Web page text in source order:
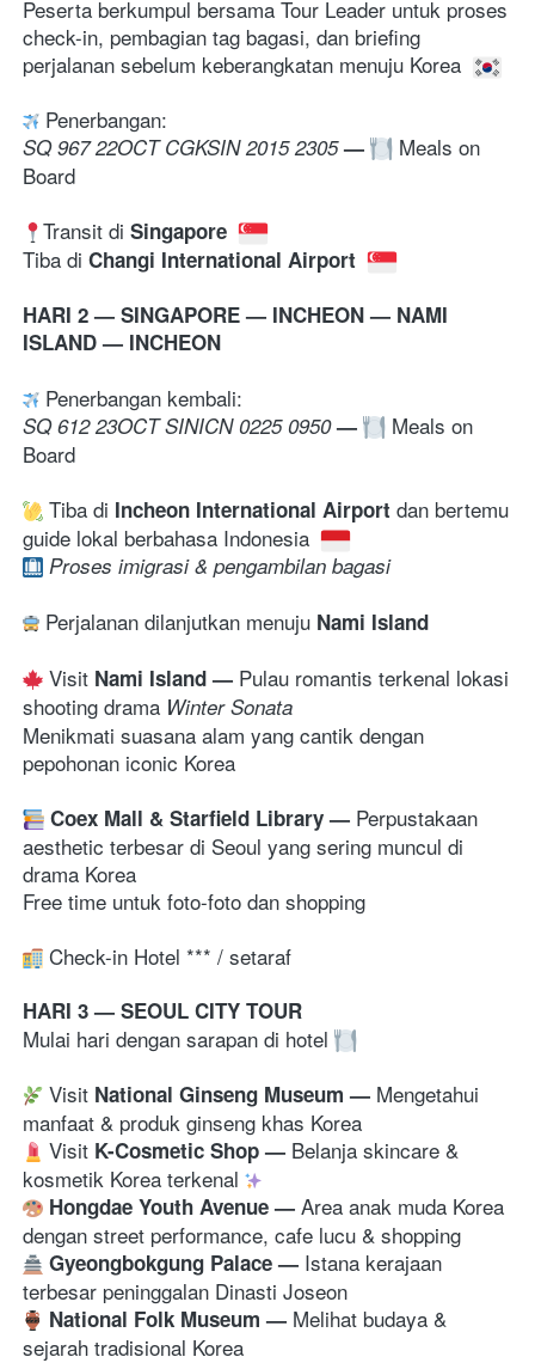
Peserta berkumpul bersama Tour Leader untuk proses
check-in, pembagian tag bagasi, dan briefing
perjalanan sebelum keberangkatan menuju Korea
Penerbangan:
SQ 967 22OCT CGKSIN 2015 2305 —
Meals on
Board
Transit di Singapore
Tiba di Changi International Airport
HARI 2 — SINGAPORE — INCHEON — NAMI
ISLAND — INCHEON
Penerbangan kembali:
SQ 612 23OCT SINICN 0225 0950 —
Meals on
Board
Tiba di Incheon International Airport dan bertemu
guide lokal berbahasa Indonesia
Proses imigrasi & pengambilan bagasi
Perjalanan dilanjutkan menuju Nami Island
Visit Nami Island — Pulau romantis terkenal lokasi
shooting drama Winter Sonata
Menikmati suasana alam yang cantik dengan
pepohonan iconic Korea
Coex Mall & Starfield Library — Perpustakaan
aesthetic terbesar di Seoul yang sering muncul di
drama Korea
Free time untuk foto-foto dan shopping
Check-in Hotel *** / setaraf
HARI 3 — SEOUL CITY TOUR
Mulai hari dengan sarapan di hotel
Visit National Ginseng Museum — Mengetahui
manfaat & produk ginseng khas Korea
Visit K-Cosmetic Shop — Belanja skincare &
kosmetik Korea terkenal
Hongdae Youth Avenue — Area anak muda Korea
dengan street performance, cafe lucu & shopping
Gyeongbokgung Palace — Istana kerajaan
terbesar peninggalan Dinasti Joseon
National Folk Museum — Melihat budaya &
sejarah tradisional Korea